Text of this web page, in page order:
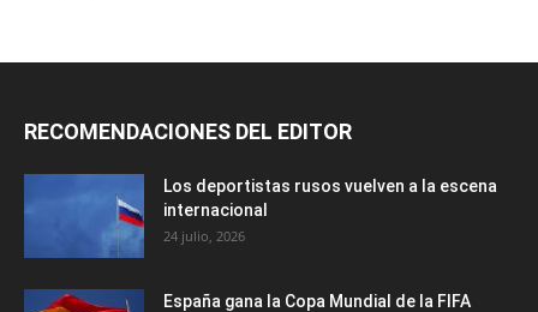
RECOMENDACIONES DEL EDITOR
Los deportistas rusos vuelven a la escena
internacional
24 julio, 2026
España gana la Copa Mundial de la FIFA